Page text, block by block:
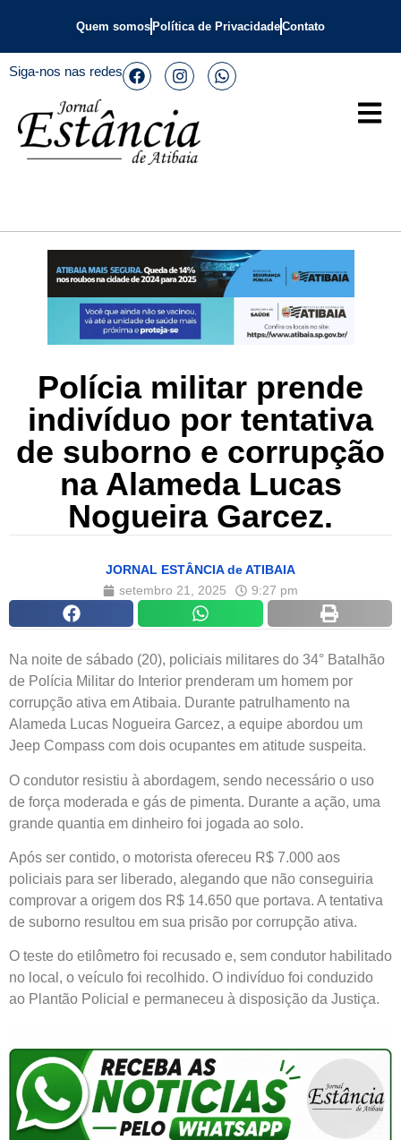
Quem somos Política de PrivacidadeContato
Siga-nos nas redes
Polícia militar prende
indivíduo por tentativa
de suborno e corrupção
na Alameda Lucas
Nogueira Garcez.
JORNAL ESTÂNCIA de ATIBAIA
setembro 21, 2025
9:27 pm
Na noite de sábado (20), policiais militares do 34° Batalhão
de Polícia Militar do Interior prenderam um homem por
corrupção ativa em Atibaia. Durante patrulhamento na
Alameda Lucas Nogueira Garcez, a equipe abordou um
Jeep Compass com dois ocupantes em atitude suspeita.
O condutor resistiu à abordagem, sendo necessário o uso
de força moderada e gás de pimenta. Durante a ação, uma
grande quantia em dinheiro foi jogada ao solo.
Após ser contido, o motorista ofereceu R$ 7.000 aos
policiais para ser liberado, alegando que não conseguiria
comprovar a origem dos R$ 14.650 que portava. A tentativa
de suborno resultou em sua prisão por corrupção ativa.
O teste do etilômetro foi recusado e, sem condutor habilitado
no local, o veículo foi recolhido. O indivíduo foi conduzido
ao Plantão Policial e permaneceu à disposição da Justiça.